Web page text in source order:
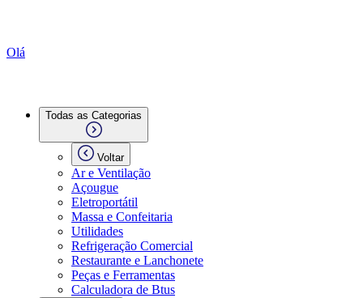
Olá
Todas as Categorias
Voltar
Ar e Ventilação
Açougue
Eletroportátil
Massa e Confeitaria
Utilidades
Refrigeração Comercial
Restaurante e Lanchonete
Peças e Ferramentas
Calculadora de Btus